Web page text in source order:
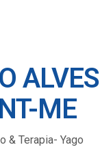
ALVES
ME
& Terapia- Yago